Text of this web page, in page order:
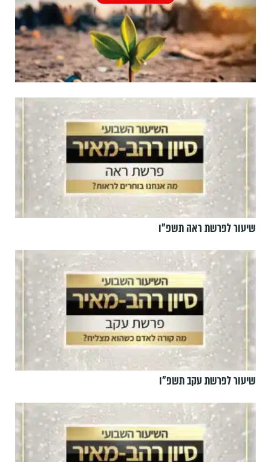
שיעור לפרשת ראה תשפ"ו
שיעור לפרשת עקב תשפ"ו